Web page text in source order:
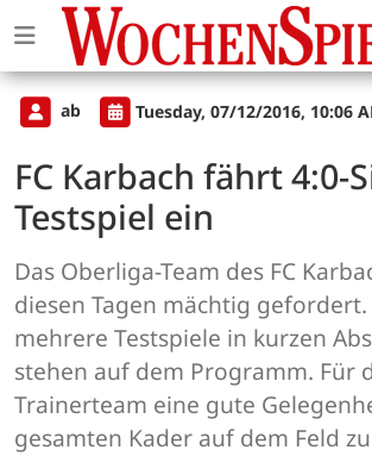
ab Tuesday, 07/12/2016, 10:06
FC Karbach fährt 4:0-
Testspiel ein
Das Oberliga-Team des FC
diesen Tagen mächtig gefordert.
mehrere Testspiele in kurzen
stehen auf dem Programm. Für
Trainerteam eine gute
gesamten Kader auf dem Feld